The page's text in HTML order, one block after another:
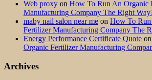
Web proxy on How To Run An Organic
Manufacturing Company The Right
maby nail salon near me on How To
Fertilizer Manufacturing Company The
Energy Performance Certificate Quote on
Organic Fertilizer Manufacturing
Archives